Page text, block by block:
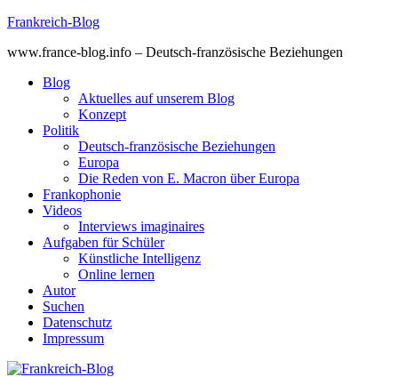
Skip
content
Frankreich-Blog
www.france-blog.info – Deutsch-französische Beziehungen
Blog
Aktuelles auf unserem Blog
Konzept
Politik
Deutsch-französische Beziehungen
Europa
Die Reden von E. Macron über Europa
Frankophonie
Videos
Interviews imaginaires
Aufgaben für Schüler
Künstliche Intelligenz
Online lernen
Autor
Suchen
Datenschutz
Impressum